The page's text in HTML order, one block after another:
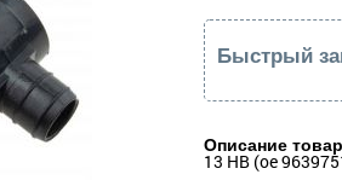
Быстрый
Описание
13 HB (oe